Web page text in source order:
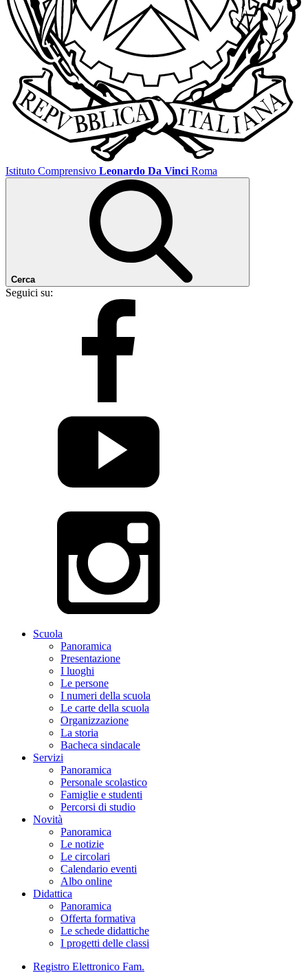
Istituto Comprensivo Leonardo Da Vinci Roma
Cerca
Seguici su:
Scuola
Panoramica
Presentazione
I luoghi
Le persone
I numeri della scuola
Le carte della scuola
Organizzazione
La storia
Bacheca sindacale
Servizi
Panoramica
Personale scolastico
Famiglie e studenti
Percorsi di studio
Novità
Panoramica
Le notizie
Le circolari
Calendario eventi
Albo online
Didattica
Panoramica
Offerta formativa
Le schede didattiche
I progetti delle classi
Registro Elettronico Fam.